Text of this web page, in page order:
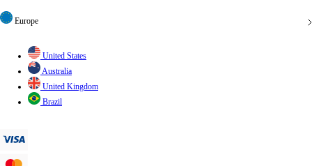
Europe
United States
Australia
United Kingdom
Brazil